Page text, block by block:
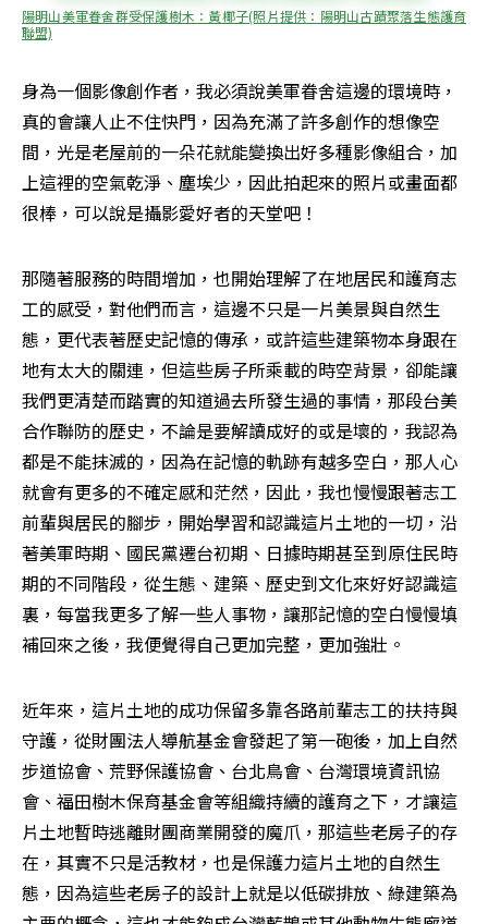
陽明山美軍眷舍群受保護樹木：黃椰子(照片提供：陽明山古蹟聚落生態護育
聯盟)
身為一個影像創作者，我必須說美軍眷舍這邊的環境時，
真的會讓人止不住快門，因為充滿了許多創作的想像空
間，光是老屋前的一朵花就能變換出好多種影像組合，加
上這裡的空氣乾淨、塵埃少，因此拍起來的照片或畫面都
很棒，可以說是攝影愛好者的天堂吧！
那隨著服務的時間增加，也開始理解了在地居民和護育志
工的感受，對他們而言，這邊不只是一片美景與自然生
態，更代表著歷史記憶的傳承，或許這些建築物本身跟在
地有太大的關連，但這些房子所乘載的時空背景，卻能讓
我們更清楚而踏實的知道過去所發生過的事情，那段台美
合作聯防的歷史，不論是要解讀成好的或是壞的，我認為
都是不能抹滅的，因為在記憶的軌跡有越多空白，那人心
就會有更多的不確定感和茫然，因此，我也慢慢跟著志工
前輩與居民的腳步，開始學習和認識這片土地的一切，沿
著美軍時期、國民黨遷台初期、日據時期甚至到原住民時
期的不同階段，從生態、建築、歷史到文化來好好認識這
裏，每當我更多了解一些人事物，讓那記憶的空白慢慢填
補回來之後，我便覺得自己更加完整，更加強壯。
近年來，這片土地的成功保留多靠各路前輩志工的扶持與
守護，從財團法人導航基金會發起了第一砲後，加上自然
步道協會、荒野保護協會、台北鳥會、台灣環境資訊協
會、福田樹木保育基金會等組織持續的護育之下，才讓這
片土地暫時逃離財團商業開發的魔爪，那這些老房子的存
在，其實不只是活教材，也是保護力這片土地的自然生
態，因為這些老房子的設計上就是以低碳排放、綠建築為